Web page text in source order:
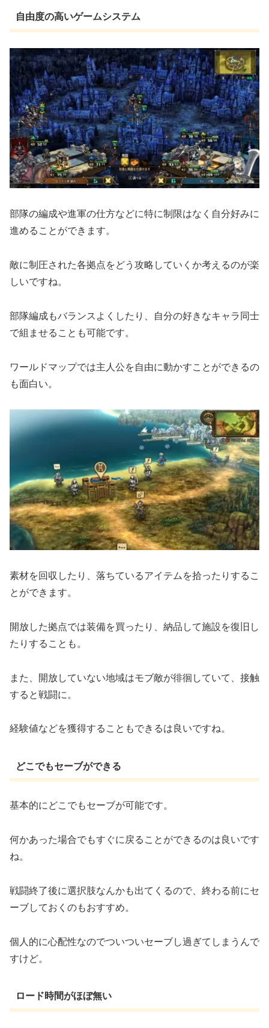
自由度の高いゲームシステム
部隊の編成や進軍の仕方などに特に制限はなく自分好みに
進めることができます。
敵に制圧された各拠点をどう攻略していくか考えるのが楽
しいですね。
部隊編成もバランスよくしたり、自分の好きなキャラ同士
で組ませることも可能です。
ワールドマップでは主人公を自由に動かすことができるの
も面白い。
素材を回収したり、落ちているアイテムを拾ったりするこ
とができます。
開放した拠点では装備を買ったり、納品して施設を復旧し
たりすることも。
また、開放していない地域はモブ敵が徘徊していて、接触
すると戦闘に。
経験値などを獲得することもできるは良いですね。
どこでもセーブができる
基本的にどこでもセーブが可能です。
何かあった場合でもすぐに戻ることができるのは良いです
ね。
戦闘終了後に選択肢なんかも出てくるので、終わる前にセ
ーブしておくのもおすすめ。
個人的に心配性なのでついついセーブし過ぎてしまうんで
すけど。
ロード時間がほぼ無い